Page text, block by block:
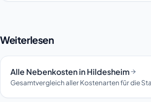
Weiterlesen
Alle Nebenkosten in Hildesheim
Gesamtvergleich aller Kostenarten für die